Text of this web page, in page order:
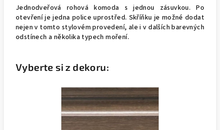
Jednodveřová rohová komoda s jednou zásuvkou. Po
otevření je jedna police uprostřed. Skříňku je možné dodat
nejen v tomto stylovém provedení, ale i v dalších barevných
odstínech a několika typech moření.
Vyberte si z dekoru: